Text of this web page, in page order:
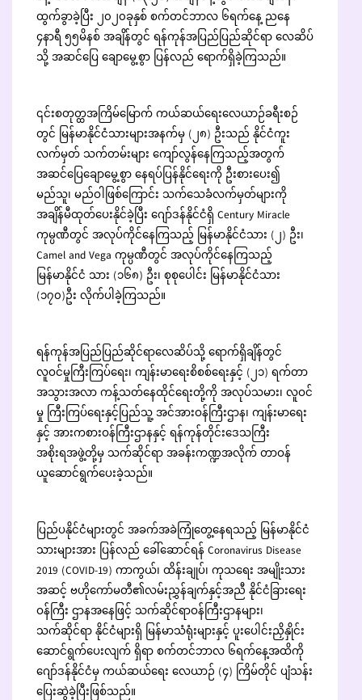
ထွက်ခွာခဲ့ပြီး ၂၀၂၀ခုနှစ် စက်တင်ဘာလ ၆ရက်နေ့ ညနေ
၄နာရီ ၅၅မိနစ် အချိန်တွင် ရန်ကုန်အပြည်ပြည်ဆိုင်ရာ လေဆိပ်
သို့ အဆင်ပြေ ချောမွေ့စွာ ပြန်လည် ရောက်ရှိခဲ့ကြသည်။
၎င်းစတုတ္ထအကြိမ်မြောက် ကယ်ဆယ်ရေးလေယာဉ်ခရီးစဉ်
တွင် မြန်မာနိုင်ငံသားများအနက်မှ (၂၈) ဦးသည် နိုင်ငံကူး
လက်မှတ် သက်တမ်းများ ကျော်လွန်နေကြသည့်အတွက်
အဆင်ပြေချောမွေ့စွာ နေရပ်ပြန်နိုင်ရေးကို ဦးစားပေး၍
မည်သူ၊ မည်ဝါဖြစ်ကြောင်း သက်သေခံလက်မှတ်များကို
အချိန်မီထုတ်ပေးနိုင်ခဲ့ပြီး ဂျော်ဒန်နိုင်ငံရှိ Century Miracle
ကုမ္ပဏီတွင် အလုပ်ကိုင်နေကြသည့် မြန်မာနိုင်ငံသား (၂) ဦး၊
Camel and Vega ကုမ္ပဏီတွင် အလုပ်ကိုင်နေကြသည့်
မြန်မာနိုင်ငံ သား (၁၆၈) ဦး၊ စုစုပေါင်း မြန်မာနိုင်ငံသား
(၁၇၀)ဦး လိုက်ပါခဲ့ကြသည်။
ရန်ကုန်အပြည်ပြည်ဆိုင်ရာလေဆိပ်သို့ ရောက်ရှိချိန်တွင်
လူဝင်မှုကြီးကြပ်ရေး၊ ကျန်းမာရေးစိစစ်ရေးနှင့် (၂၁) ရက်တာ
အသွားအလာ ကန့်သတ်နေထိုင်ရေးတို့ကို အလုပ်သမား၊ လူဝင်
မှု ကြီးကြပ်ရေးနှင့်ပြည်သူ့ အင်အားဝန်ကြီးဌာန၊ ကျန်းမာရေး
နှင့် အားကစားဝန်ကြီးဌာနနှင့် ရန်ကုန်တိုင်းဒေသကြီး
အစိုးရအဖွဲ့တို့မှ သက်ဆိုင်ရာ အခန်းကဏ္ဍအလိုက် တာဝန်
ယူဆောင်ရွက်ပေးခဲ့သည်။
ပြည်ပနိုင်ငံများတွင် အခက်အခဲကြုံတွေ့နေရသည့် မြန်မာနိုင်ငံ
သားများအား ပြန်လည် ခေါ်ဆောင်ရန် Coronavirus Disease
2019 (COVID-19) ကာကွယ်၊ ထိန်းချုပ်၊ ကုသရေး အမျိုးသား
အဆင့် ဗဟိုကော်မတီ၏လမ်းညွှန်ချက်နှင့်အညီ နိုင်ငံခြားရေး
ဝန်ကြီး ဌာနအနေဖြင့် သက်ဆိုင်ရာဝန်ကြီးဌာနများ၊
သက်ဆိုင်ရာ နိုင်ငံများရှိ မြန်မာသံရုံးများနှင့် ပူးပေါင်းညှိနှိုင်း
ဆောင်ရွက်ပေးလျက် ရှိရာ စက်တင်ဘာလ ၆ရက်နေ့အထိကို
ဂျော်ဒန်နိုင်ငံမှ ကယ်ဆယ်ရေး လေယာဉ် (၄) ကြိမ်တိုင် ပျံသန်း
ပြေးဆွဲခဲ့ပြီးဖြစ်သည်။